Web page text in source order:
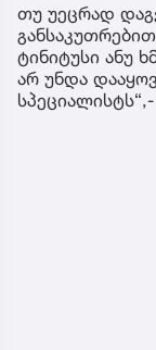
თუ უეცრად
ტინიტუსი ანუ
არ უნდა